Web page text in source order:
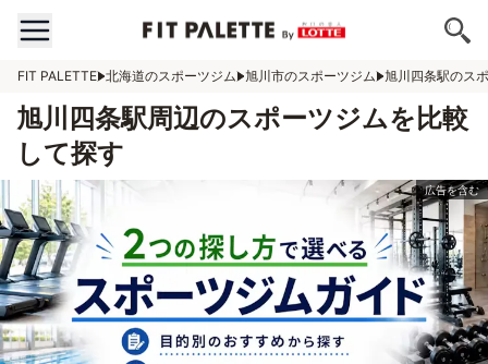
FIT PALETTE 北海道のスポーツジム 旭川市のスポーツジム 旭川四条駅のス
旭川四条駅周辺のスポーツジムを比較
して探す